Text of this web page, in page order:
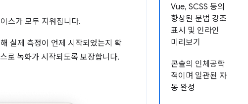
Vue, SCSS 등의
향상된 문법 강조
표시 및 인라인
미리보기
콘솔의 인체공학
적이며 일관된 자
동 완성
스가 모두 지워집니다.
실제 측정이 언제 시작되었는지 확
로 녹화가 시작되도록 보장합니다.